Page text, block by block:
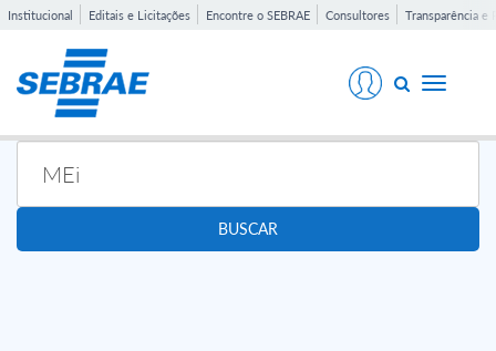
Institucional Editais e Licitações Encontre o SEBRAE Consultores Transparência e
Toggle
BUSCAR